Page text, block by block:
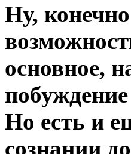
Ну,
основное,
Но есть и
сознании